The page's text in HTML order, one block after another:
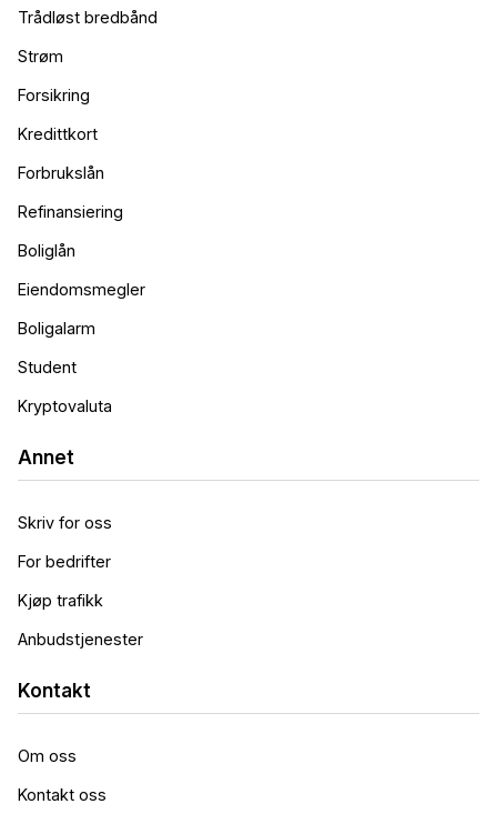
Trådløst bredbånd
Strøm
Forsikring
Kredittkort
Forbrukslån
Refinansiering
Boliglån
Eiendomsmegler
Boligalarm
Student
Kryptovaluta
Annet
Skriv for oss
For bedrifter
Kjøp trafikk
Anbudstjenester
Kontakt
Om oss
Kontakt oss